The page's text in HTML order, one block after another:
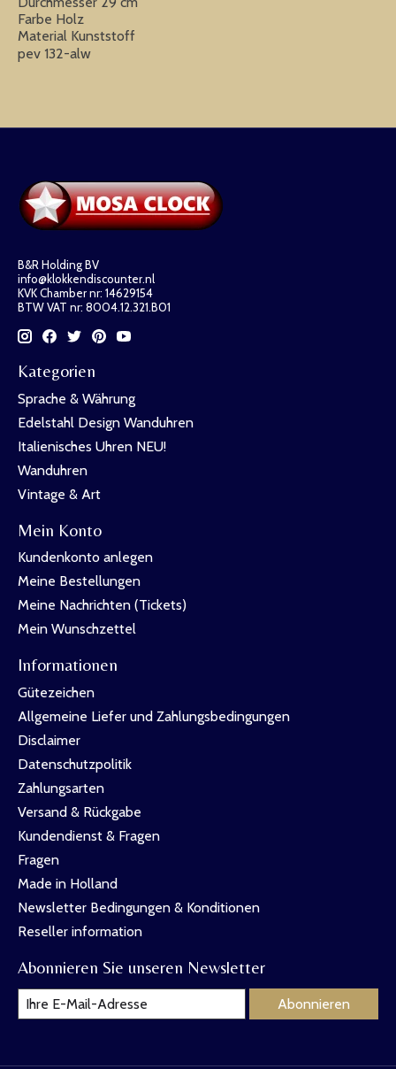
Farbe Holz
Material Kunststoff
pev 132-alw
B&R Holding BV
info@klokkendiscounter.nl
KVK Chamber nr: 14629154
BTW VAT nr: 8004.12.321.B01
Kategorien
Sprache & Währung
Edelstahl Design Wanduhren
Italienisches Uhren NEU!
Wanduhren
Vintage & Art
Mein Konto
Kundenkonto anlegen
Meine Bestellungen
Meine Nachrichten (Tickets)
Mein Wunschzettel
Informationen
Gütezeichen
Allgemeine Liefer und Zahlungsbedingungen
Disclaimer
Datenschutzpolitik
Zahlungsarten
Versand & Rückgabe
Kundendienst & Fragen
Fragen
Made in Holland
Newsletter Bedingungen & Konditionen
Reseller information
Abonnieren Sie unseren Newsletter
Abonnieren